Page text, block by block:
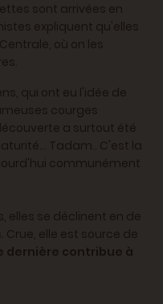
sont arrivées en
expliquent qu'elles
où on les
qui ont eu l'idée de
courges
a surtout été
Tadam.. C'est la
communément
elles se déclinent en de
elle est source de
dernière contribue à